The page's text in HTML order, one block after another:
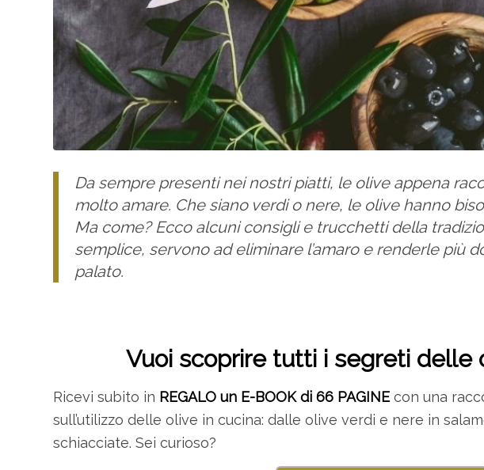
Da sempre presenti nei nostri piatti, le olive appena
molto amare. Che siano verdi o nere, le olive hanno
Ma come? Ecco alcuni consigli e trucchetti della
semplice, servono ad eliminare l’amaro e renderle più
palato.
Vuoi scoprire tutti i segreti delle
Ricevi subito in REGALO un E-BOOK di 66 PAGINEcon una
sull’utilizzo delle olive in cucina: dalle olive verdi e nere in
schiacciate. Sei curioso?